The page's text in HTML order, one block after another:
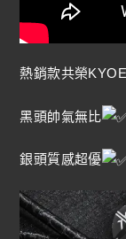
熱銷款共榮
黑頭帥氣無比
銀頭質感超優